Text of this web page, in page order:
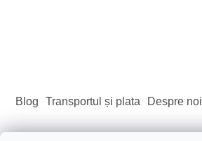
Blog Transportul și plata Despre noi